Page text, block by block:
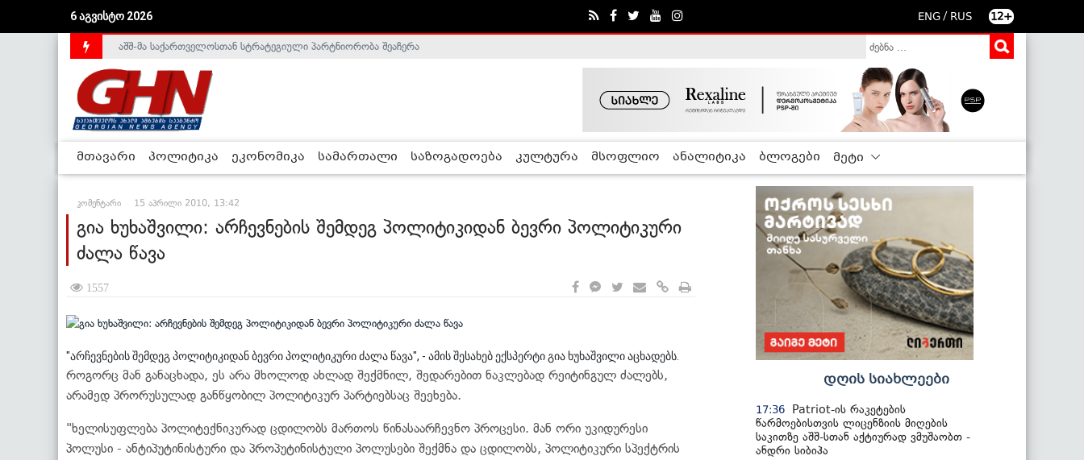
6 აგვისტო 2026 ENG / RUS 12+
საქართველოს დე-ფაქტო მთავრობა არალეგიტიმურია - ჰელსინკის კომისია
აშშ-მა საქართველოსთან სტრატეგიული პარტნიორობა შეაჩერა
მთავარი პოლიტიკა ეკონომიკა სამართალი საზოგადოება კულტურა მსოფლიო ანალიტიკა ბლოგები მეტი
კომენტარი 15 აპრილი 2010, 13:42
გია ხუხაშვილი: არჩევნების შემდეგ პოლიტიკიდან ბევრი პოლიტიკური
ძალა წავა
1557
"არჩევნების შემდეგ პოლიტიკიდან ბევრი პოლიტიკური ძალა წავა", - ამის შესახებ ექსპერტი გია ხუხაშვილი აცხადებს.
როგორც მან განაცხადა, ეს არა მხოლოდ ახლად შექმნილ, შედარებით ნაკლებად რეიტინგულ ძალებს,
არამედ პრორუსულად განწყობილ პოლიტიკურ პარტიებსაც შეეხება.
"ხელისუფლება პოლიტექნიკურად ცდილობს მართოს წინასაარჩევნო პროცესი. მან ორი უკიდურესი
პოლუსი - ანტიპუტინისტური და პროპუტინისტული პოლუსები შექმნა და ცდილობს, პოლიტიკური სპექტრის
დღის სიახლეები
17:36
Patriot-ის რაკეტების
წარმოებისთვის ლიცენზიის მიღების
საკითზე აშშ-სთან აქტიურად ვმუშაობთ -
ანდრი სიბიჰა